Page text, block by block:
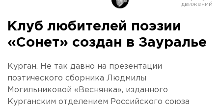
Клуб любителей поэзии
«Сонет» создан в Зауралье
Курган. Не так давно на презентации
поэтического сборника Людмилы
Могильниковой «Веснянка», изданного
Курганским отделением Российского союза